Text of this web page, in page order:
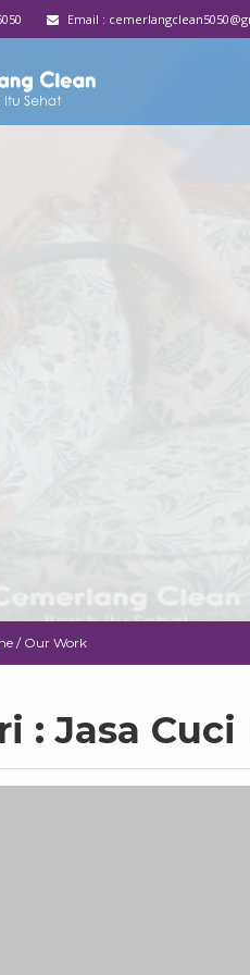
Email :
/ Our Work
: Jasa